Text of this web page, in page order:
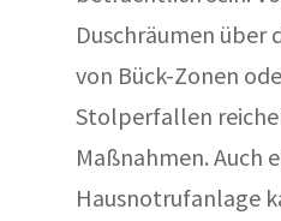
Duschräumen über
von Bück-Zonen
Stolperfallen
Maßnahmen. Auch
Hausnotrufanlage